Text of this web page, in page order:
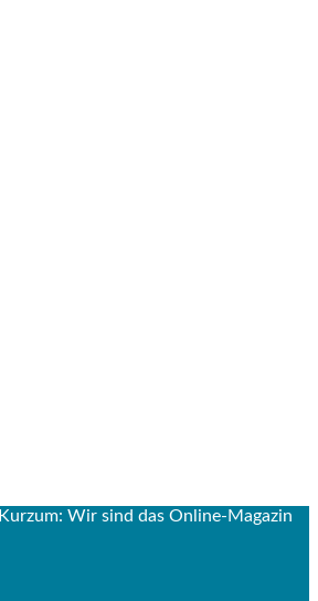
Wir sind das Online-Magazin